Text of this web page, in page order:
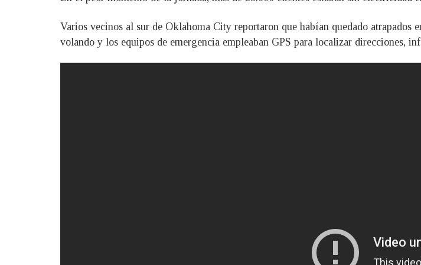
Varios vecinos al sur de Oklahoma City reportaron que habían quedado atrapados
volando y los equipos de emergencia empleaban GPS para localizar direcciones,